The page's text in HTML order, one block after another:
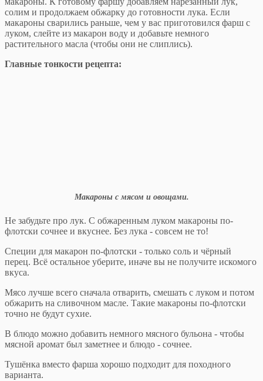
солим и продолжаем обжарку до готовности лука. Если
макароны сварились раньше, чем у вас приготовился фарш с
луком, слейте из макарон воду и добавьте немного
растительного масла (чтобы они не слиплись).
Главные тонкости рецепта:
Макароны с мясом и овощами.
Не забудьте про лук. С обжаренным луком макароны по-
флотски сочнее и вкуснее. Без лука - совсем не то!
Специи для макарон по-флотски - только соль и чёрный
перец. Всё остальное уберите, иначе вы не получите искомого
вкуса.
Мясо лучше всего сначала отварить, смешать с луком и потом
обжарить на сливочном масле. Такие макароны по-флотски
точно не будут сухие.
В блюдо можно добавить немного мясного бульона - чтобы
мясной аромат был заметнее и блюдо - сочнее.
Тушёнка вместо фарша хорошо подходит для походного
варианта.